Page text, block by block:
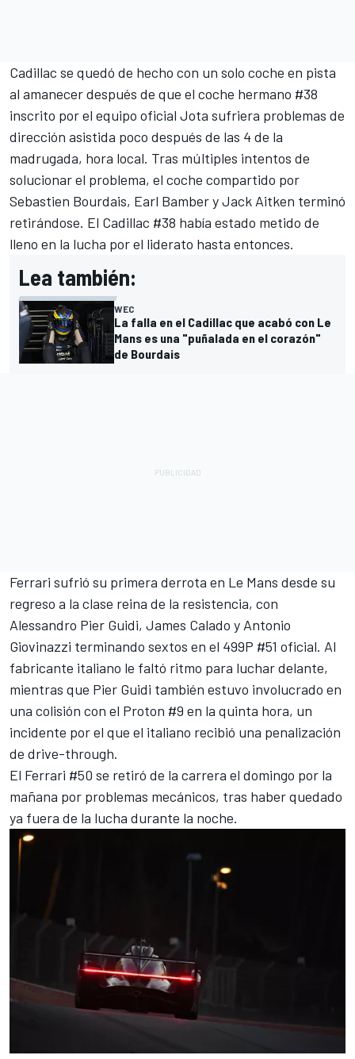
Cadillac se quedó de hecho con un solo coche en pista
al amanecer después de que el coche hermano #38
inscrito por el equipo oficial Jota sufriera problemas de
dirección asistida poco después de las 4 de la
madrugada, hora local. Tras múltiples intentos de
solucionar el problema, el coche compartido por
Sebastien Bourdais, Earl Bambery Jack Aitken terminó
retirándose. El Cadillac #38 había estado metido de
lleno en la lucha por el liderato hasta entonces.
Lea también:
WEC
La falla en el Cadillac que acabó con Le
Mans es una "puñalada en el corazón"
de Bourdais
Ferrari sufrió su primera derrota en Le Mans desde su
regreso a la clase reina de la resistencia, con
Alessandro Pier Guidi, James Calado y Antonio
Giovinazzi terminando sextos en el 499P #51 oficial. Al
fabricante italiano le faltó ritmo para luchar delante,
mientras que Pier Guidi también estuvo involucrado en
una colisión con el Proton #9 en la quinta hora, un
incidente por el que el italiano recibió una penalización
de drive-through.
El Ferrari #50 se retiró de la carrera el domingo por la
mañana por problemas mecánicos, tras haber quedado
ya fuera de la lucha durante la noche.